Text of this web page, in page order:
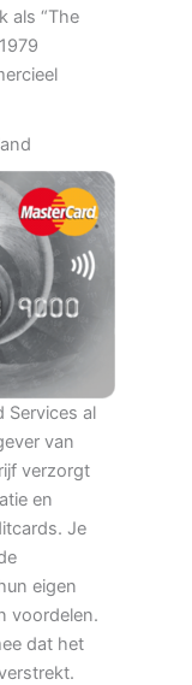
als “The
Services al
van
verzorgt
en
Je
eigen
voordelen.
dat het